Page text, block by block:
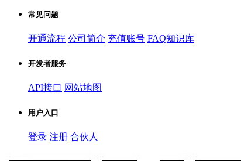
常见问题
开通流程 公司简介 充值账号 FAQ知识库
开发者服务
API接口 网站地图
用户入口
登录 注册 合伙人